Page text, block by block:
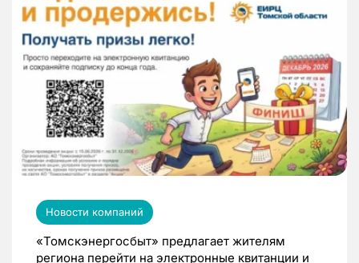
Новости компаний
«Томскэнергосбыт» предлагает жителям
региона перейти на электронные квитанции и